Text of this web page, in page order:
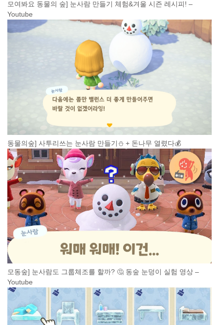
모여봐요 동물의 숲] 눈사람 만들기 체험&겨울 시즌 레시피! –
Youtube
동물의숲] 사투리쓰는 눈사람 만들기⛄ + 돈나무 열렸다💰
모동숲] 눈사람도 그룹체조를 할까? 🤔 동숲 눈덩이 실험 영상 –
Youtube